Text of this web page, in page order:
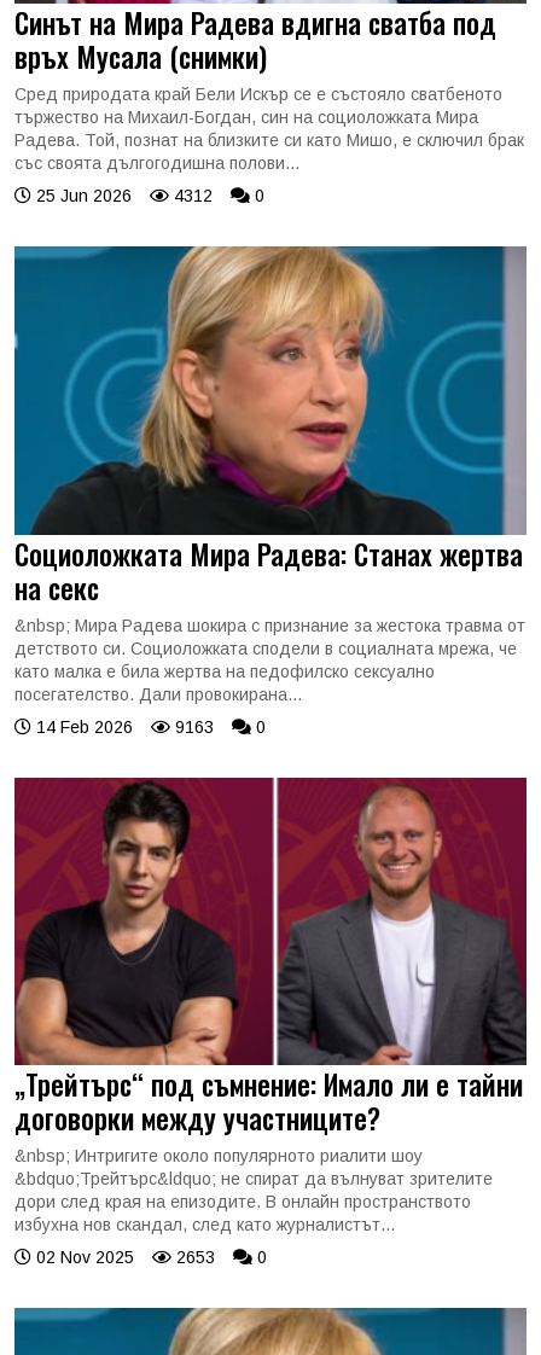
Синът на Мира Радева вдигна сватба под
връх Мусала (снимки)
Сред природата край Бели Искър се е състояло сватбеното
тържество на Михаил-Богдан, син на социоложката Мира
Радева. Той, познат на близките си като Мишо, е сключил брак
със своята дългогодишна полови...
25 Jun 2026
4312 0
Социоложката Мира Радева: Станах жертва
на секс
&nbsp; Мира Радева шокира с признание за жестока травма от
детството си. Социоложката сподели в социалната мрежа, че
като малка е била жертва на педофилско сексуално
посегателство. Дали провокирана...
14 Feb 2026
9163 0
„Трейтърс“ под съмнение: Имало ли е тайни
договорки между участниците?
&nbsp; Интригите около популярното риалити шоу
&bdquo;Трейтърс&ldquo; не спират да вълнуват зрителите
дори след края на епизодите. В онлайн пространството
избухна нов скандал, след като журналистът...
02 Nov 2025
2653 0